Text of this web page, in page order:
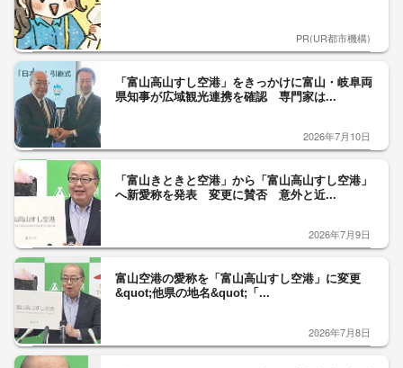
PR(UR都市機構)
「富山高山すし空港」をきっかけに富山・岐阜両
県知事が広域観光連携を確認 専門家は...
2026年7月10日
「富山きときと空港」から「富山高山すし空港」
へ新愛称を発表 変更に賛否 意外と近...
2026年7月9日
富山空港の愛称を「富山高山すし空港」に変更
&quot;他県の地名&quot;「...
2026年7月8日